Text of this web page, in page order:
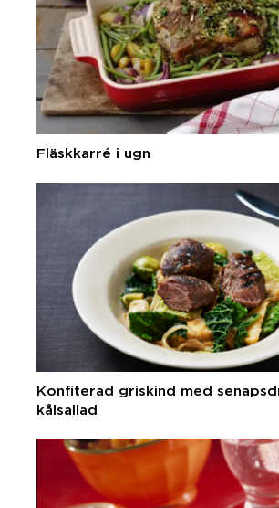
Fläskkarré i ugn
Konfiterad griskind med
kålsallad